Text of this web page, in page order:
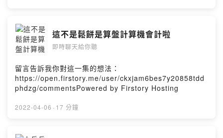
這不是鬆餅是算盤計算機會計啦
即時聊天給你聽
留言告訴我你對這一集的想法：
https://open.firstory.me/user/ckxjam6bes7y20858tdd
phdzg/commentsPowered by Firstory Hosting
2022-04-06 · 17 分鐘